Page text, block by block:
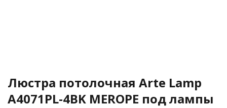
Люстра потолочная Arte Lamp
A4071PL-4BK MEROPE под лампы